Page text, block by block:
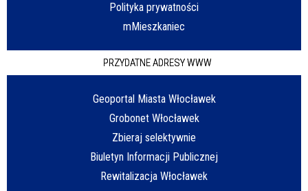
Polityka prywatności
mMieszkaniec
PRZYDATNE ADRESY WWW
Geoportal Miasta Włocławek
Grobonet Włocławek
Zbieraj selektywnie
Biuletyn Informacji Publicznej
Rewitalizacja Włocławek